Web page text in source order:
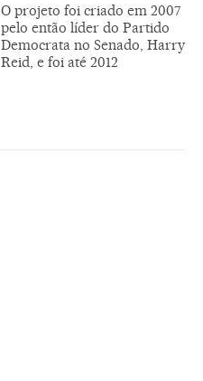
O projeto foi criado em 2007
pelo então líder do Partido
Democrata no Senado, Harry
Reid, e foi até 2012